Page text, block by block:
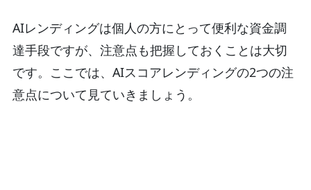
AIレンディングは個人の方にとって便利な資金調
達手段ですが、注意点も把握しておくことは大切
です。ここでは、AIスコアレンディングの2つの注
意点について見ていきましょう。